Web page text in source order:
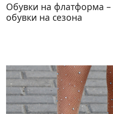
Обувки на флатформа
обувки на сезона